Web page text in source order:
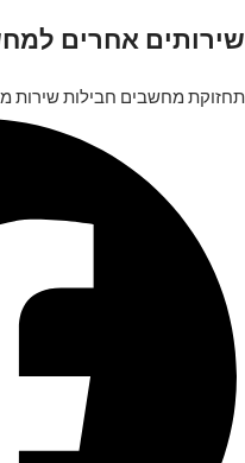
שירותים אחרים
תחזוקת מחשבים חבילות שירות